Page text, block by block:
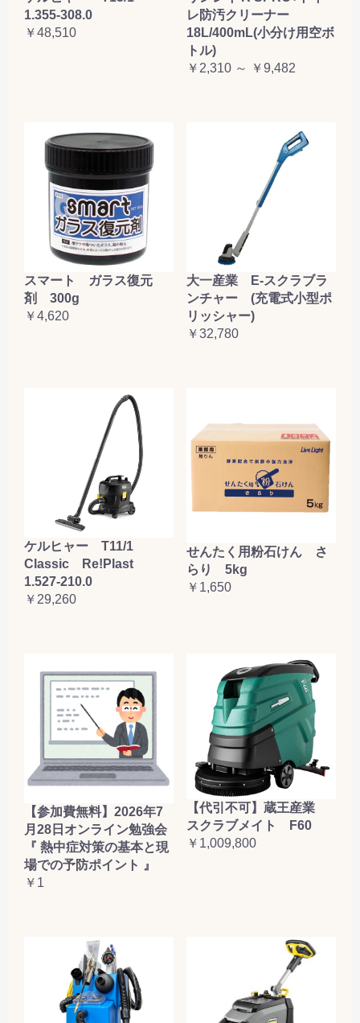
1.355-308.0
￥48,510
レ防汚クリーナー
18L/400mL(小分け用空ボ
トル)
￥2,310 ～ ￥9,482
スマート ガラス復元
剤 300g
￥4,620
大一産業 E-スクラブラ
ンチャー (充電式小型ポ
リッシャー)
￥32,780
ケルヒャー T11/1
Classic Re!Plast
1.527-210.0
￥29,260
せんたく用粉石けん さ
らり 5kg
￥1,650
【参加費無料】2026年7
月28日オンライン勉強会
『 熱中症対策の基本と現
場での予防ポイント 』
￥1
【代引不可】蔵王産業
スクラブメイト F60
￥1,009,800